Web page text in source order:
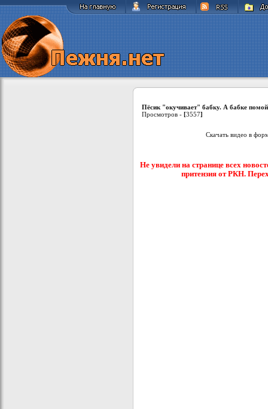
Пёсик "окучивает" бабку. А бабке
Просмотров - [3557]
Скачать видео в
Не увидели на странице всех
притензия от РКН.